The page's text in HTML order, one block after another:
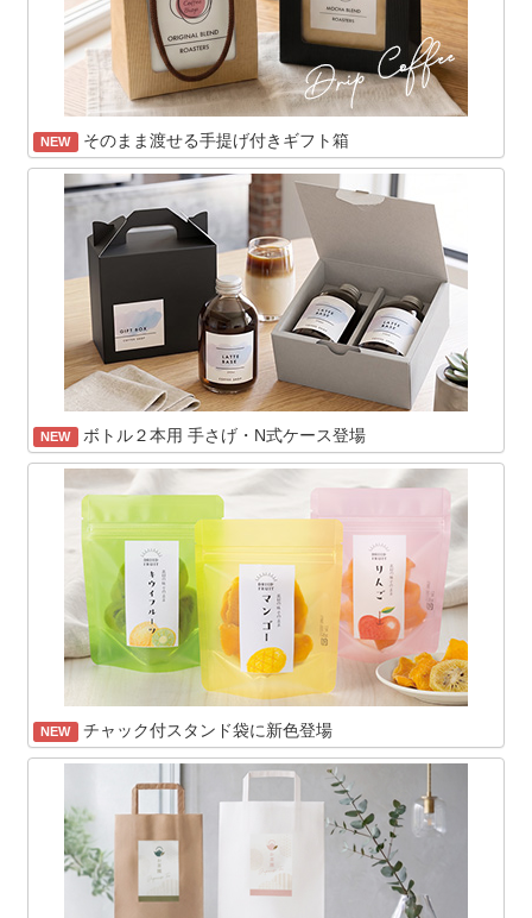
NEW そのまま渡せる手提げ付きギフト箱
NEW ボトル２本用 手さげ・N式ケース登場
NEW チャック付スタンド袋に新色登場